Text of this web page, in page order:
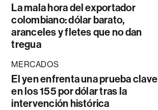
La mala hora del exportador
colombiano: dólar barato,
aranceles y fletes que no dan
tregua
MERCADOS
El yen enfrenta una prueba clave
en los 155 por dólar tras la
intervención histórica